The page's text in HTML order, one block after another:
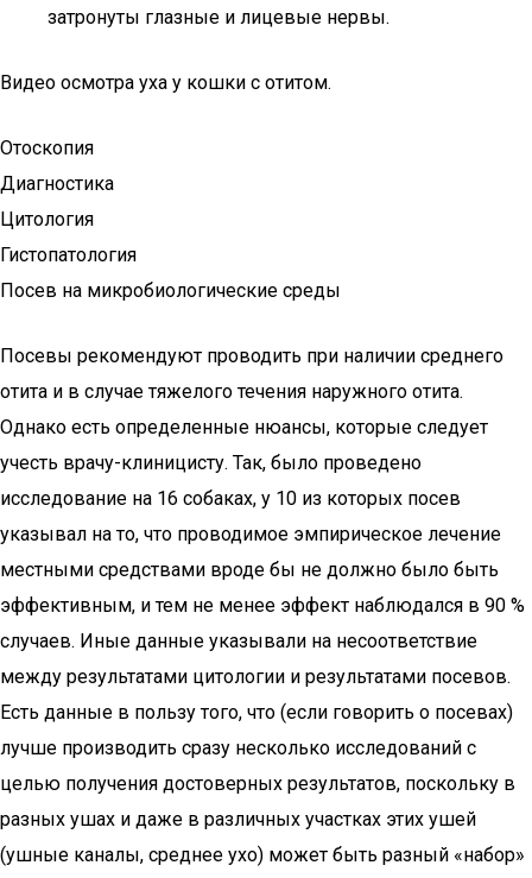
затронуты глазные и лицевые нервы.
Видео осмотра уха у кошки с отитом.
Отоскопия
Диагностика
Цитология
Гистопатология
Посев на микробиологические среды
Посевы рекомендуют проводить при наличии среднего
отита и в случае тяжелого течения наружного отита.
Однако есть определенные нюансы, которые следует
учесть врачу-клиницисту. Так, было проведено
исследование на 16 собаках, у 10 из которых посев
указывал на то, что проводимое эмпирическое лечение
местными средствами вроде бы не должно было быть
эффективным, и тем не менее эффект наблюдался в 90 %
случаев. Иные данные указывали на несоответствие
между результатами цитологии и результатами посевов.
Есть данные в пользу того, что (если говорить о посевах)
лучше производить сразу несколько исследований с
целью получения достоверных результатов, поскольку в
разных ушах и даже в различных участках этих ушей
(ушные каналы, среднее ухо) может быть разный «набор»